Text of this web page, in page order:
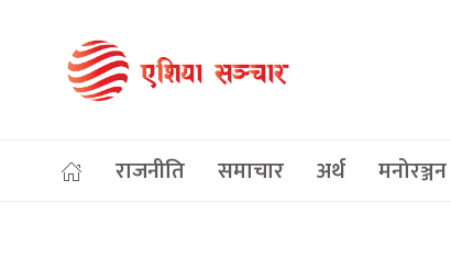
राजनीति समाचार अर्थ मनोरञ्जन